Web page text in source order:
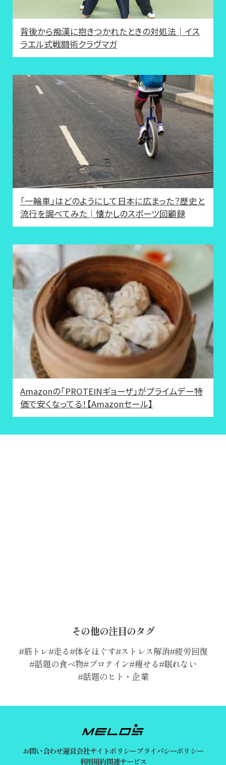
背後から痴漢に抱きつかれたときの対処法│イス
ラエル式戦闘術クラヴマガ
「一輪車」はどのようにして日本に広まった？歴史と
流行を調べてみた│懐かしのスポーツ回顧録
Amazonの「PROTEINギョーザ」がプライムデー特
価で安くなってる！【Amazonセール】
その他の注目のタグ
筋トレ 走る 体をほぐす ストレス解消 疲労回復
話題の食べ物 プロテイン 痩せる 眠れない
話題のヒト・企業
お問い合わせ運営会社サイトポリシープライバシーポリシー
利用規約関連サービス